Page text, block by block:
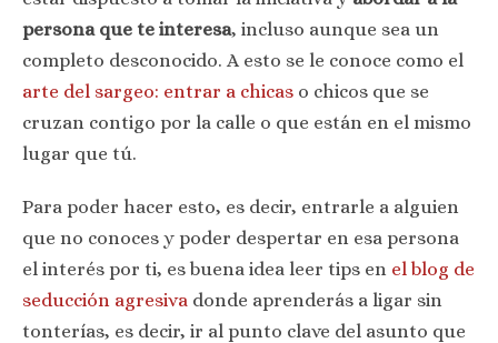
persona que te interesa, incluso aunque sea un
completo desconocido. A esto se le conoce como el
arte del sargeo: entrar a chicas o chicos que se
cruzan contigo por la calle o que están en el mismo
lugar que tú.
Para poder hacer esto, es decir, entrarle a alguien
que no conoces y poder despertar en esa persona
el interés por ti, es buena idea leer tips en el blog de
seducción agresiva donde aprenderás a ligar sin
tonterías, es decir, ir al punto clave del asunto que